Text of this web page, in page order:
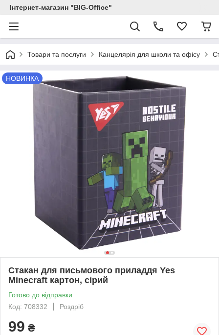
Інтернет-магазин "BIG-Office"
Товари та послуги Канцелярія для школи та офісу
НОВИНКА
Стакан для письмового приладдя Yes
Minecraft картон, сірий
Готово до відправки
Код: 708332
Роздріб
99 ₴